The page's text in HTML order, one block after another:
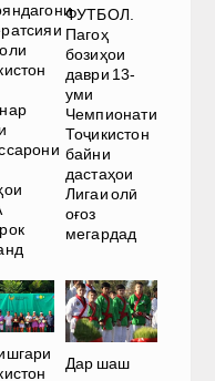
ФУТБОЛ.
Пагоҳ
бозиҳои
даври 13-
уми
Чемпионати
Тоҷикистон
байни
дастаҳои
Лигаи олӣ
оғоз
мегардад
Дар шаш